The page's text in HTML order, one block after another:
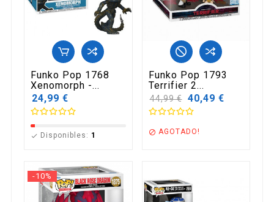
Funko Pop 1768
Xenomorph -...
24,99 €
 Disponibles: 1
Funko Pop 1793
Terrifier 2...
Precio
base
44,99 € 40,49 €
 AGOTADO!
-10%